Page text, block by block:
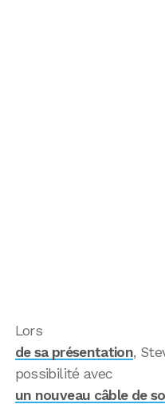
Lors
de sa présentation,
possibilité avec
un nouveau câble de